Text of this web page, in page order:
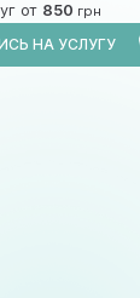
от 850
НА УСЛУГУ